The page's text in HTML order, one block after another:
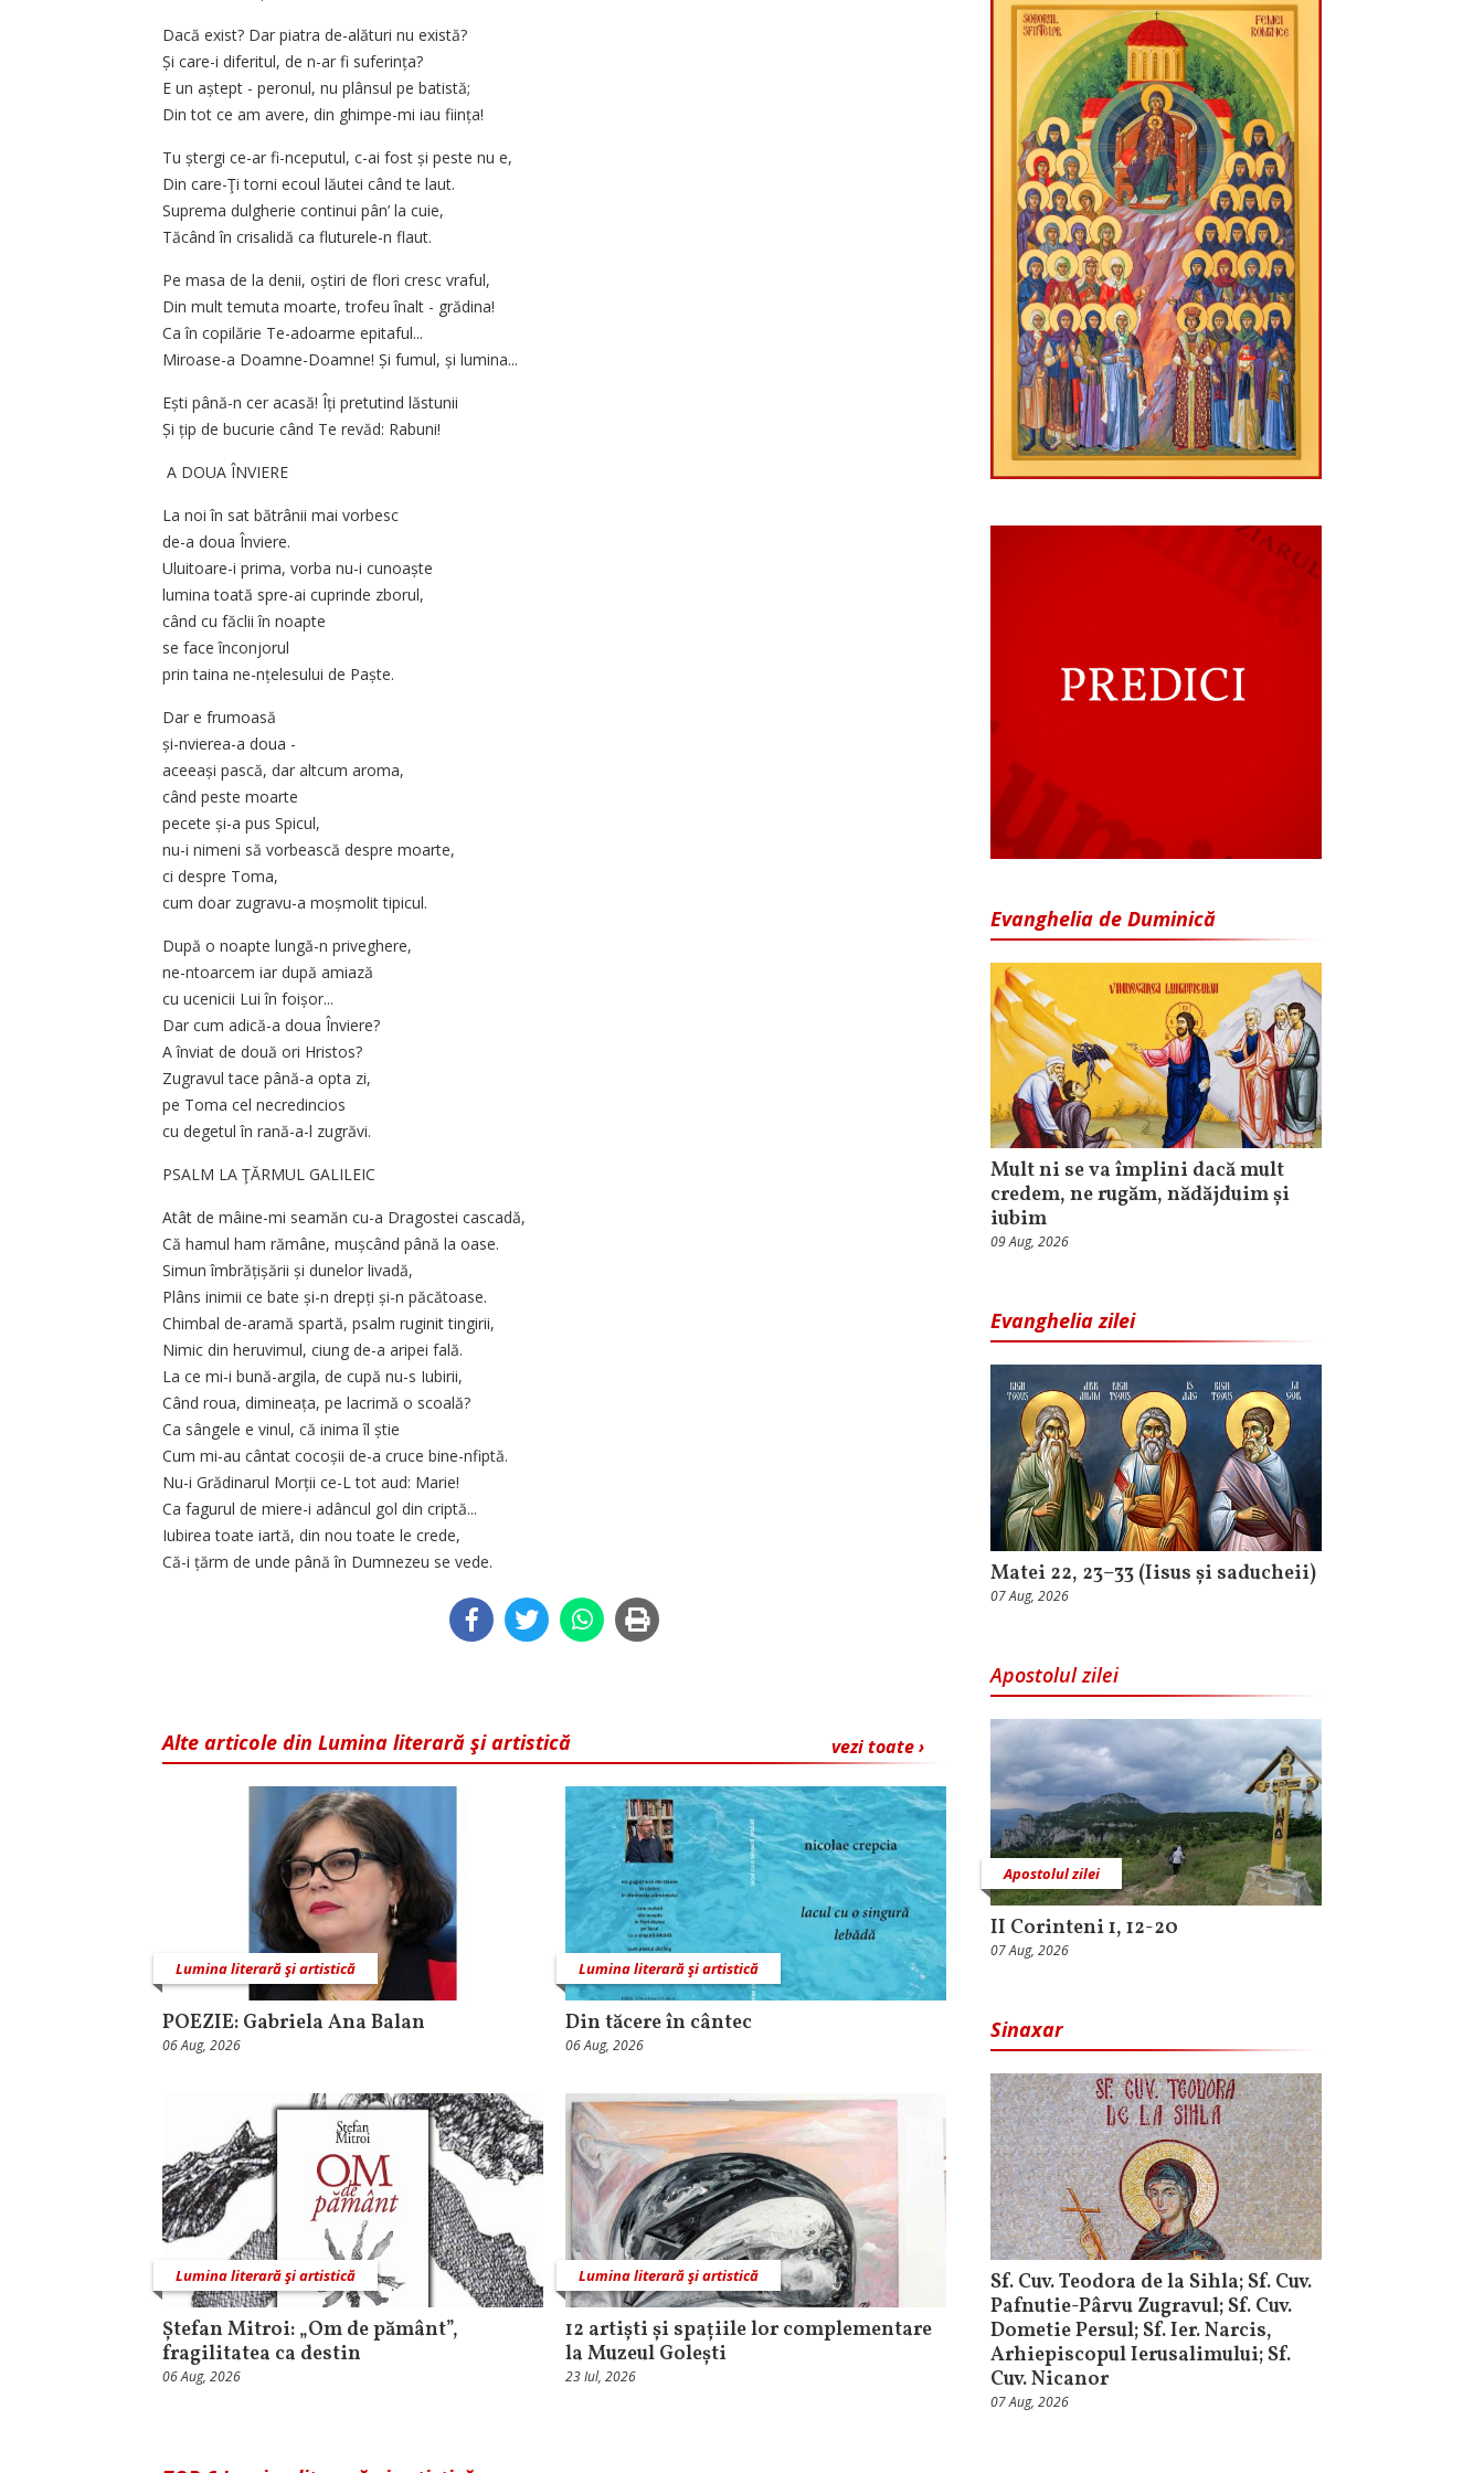
Dacă exist? Dar piatra de-alături nu există?
Și care-i diferitul, de n-ar fi suferința?
E un aștept - peronul, nu plânsul pe batistă;
Din tot ce am avere, din ghimpe-mi iau ființa!
Tu ștergi ce-ar fi-nceputul, c-ai fost și peste nu e,
Din care-Ţi torni ecoul lăutei când te laut.
Suprema dulgherie continui pân’ la cuie,
Tăcând în crisalidă ca fluturele-n flaut.
Pe masa de la denii, oștiri de flori cresc vraful,
Din mult temuta moarte, trofeu înalt - grădina!
Ca în copilărie Te-adoarme epitaful...
Miroase-a Doamne-Doamne! Și fumul, și lumina...
Ești până-n cer acasă! Îți pretutind lăstunii
Și țip de bucurie când Te revăd: Rabuni!
A DOUA ÎNVIERE
La noi în sat bătrânii mai vorbesc
de-a doua Înviere.
Uluitoare-i prima, vorba nu-i cunoaște
lumina toată spre-ai cuprinde zborul,
când cu făclii în noapte
se face înconjorul
prin taina ne-nțelesului de Paște.
Dar e frumoasă
și-nvierea-a doua -
aceeași pască, dar altcum aroma,
când peste moarte
pecete și-a pus Spicul,
nu-i nimeni să vorbească despre moarte,
ci despre Toma,
cum doar zugravu-a moșmolit tipicul.
După o noapte lungă-n priveghere,
ne-ntoarcem iar după amiază
cu ucenicii Lui în foișor...
Dar cum adică-a doua Înviere?
A înviat de două ori Hristos?
Zugravul tace până-a opta zi,
pe Toma cel necredincios
cu degetul în rană-a-l zugrăvi.
PSALM LA ŢĂRMUL GALILEIC
Atât de mâine-mi seamăn cu-a Dragostei cascadă,
Că hamul ham rămâne, mușcând până la oase.
Simun îmbrățișării și dunelor livadă,
Plâns inimii ce bate și-n drepți și-n păcătoase.
Chimbal de-aramă spartă, psalm ruginit tingirii,
Nimic din heruvimul, ciung de-a aripei fală.
La ce mi-i bună-argila, de cupă nu-s Iubirii,
Când roua, dimineața, pe lacrimă o scoală?
Ca sângele e vinul, că inima îl știe
Cum mi-au cântat cocoșii de-a cruce bine-nfiptă.
Nu-i Grădinarul Morții ce-L tot aud: Marie!
Ca fagurul de miere-i adâncul gol din criptă...
Iubirea toate iartă, din nou toate le crede,
Că-i țărm de unde până în Dumnezeu se vede.
vezi toate ›
Alte articole din Lumina literară şi artistică
Lumina literară şi artistică
POEZIE: Gabriela Ana Balan
06 Aug, 2026
Lumina literară şi artistică
Din tăcere în cântec
06 Aug, 2026
Lumina literară şi artistică
Ștefan Mitroi: „Om de pământ”,
fragilitatea ca destin
06 Aug, 2026
Lumina literară şi artistică
12 artiști și spațiile lor complementare
la Muzeul Golești
23 Iul, 2026
Evanghelia de Duminică
Mult ni se va împlini dacă mult
credem, ne rugăm, nădăjduim și
iubim
09 Aug, 2026
Evanghelia zilei
Matei 22, 23–33 (Iisus și saducheii)
07 Aug, 2026
Apostolul zilei
Apostolul zilei
II Corinteni 1, 12-20
07 Aug, 2026
Sinaxar
Sf. Cuv. Teodora de la Sihla; Sf. Cuv.
Pafnutie-Pârvu Zugravul; Sf. Cuv.
Dometie Persul; Sf. Ier. Narcis,
Arhiepiscopul Ierusalimului; Sf.
Cuv. Nicanor
07 Aug, 2026